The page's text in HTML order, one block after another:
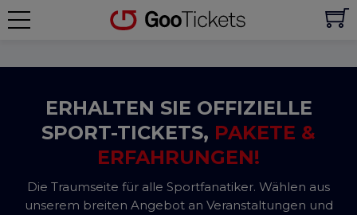
ERHALTEN SIE OFFIZIELLE
SPORT-TICKETS, PAKETE &
ERFAHRUNGEN!
Die Traumseite für alle Sportfanatiker. Wählen aus
unserem breiten Angebot an Veranstaltungen und